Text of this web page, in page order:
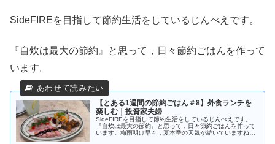
SideFIREを目指して節約生活をしているじんべえです。
『自炊は最大の節約』と思って，日々節約ごはんを作って
います。
【とある1週間の節約ごはん＃8】外食ランチを
楽しむ｜投資家夫婦
SideFIREを目指して節約生活をしているじんべえです。
『自炊は最大の節約』と思って，日々節約ごはんを作って
います。梅雨明け早々，夏本番の天気が続いていますね。